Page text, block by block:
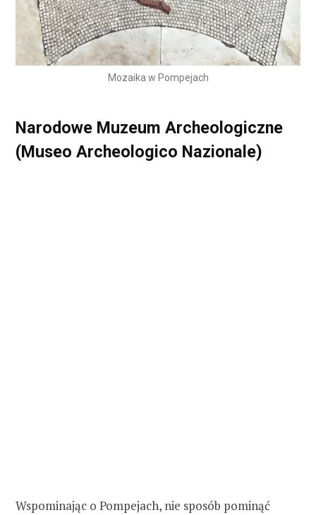
Mozaika w Pompejach
Narodowe Muzeum Archeologiczne
(Museo Archeologico Nazionale)
Wspominając o Pompejach, nie sposób pominąć